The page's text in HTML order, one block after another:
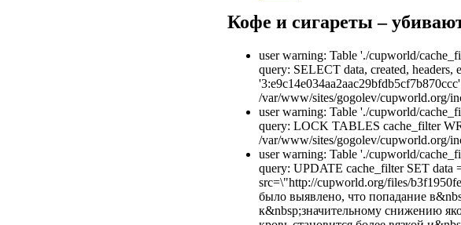
Кофе и сигареты –
user warning: Table './cupworld/
query: SELECT data, created,
/var/www/sites/gogolev/cupworld.org/
user warning: Table './cupworld/
query: LOCK TABLES cache_filter
/var/www/sites/gogolev/cupworld.org/
user warning: Table './cupworld/
query: UPDATE cache_filter SET
src=\"http://cupworld.org/files/
было выявлено, что попадание
к&nbsp;значительному снижению